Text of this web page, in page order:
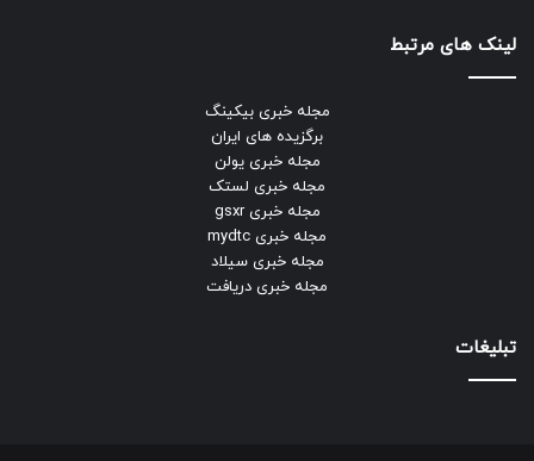
لینک های مرتبط
مجله خبری بیکینگ
برگزیده های ایران
مجله خبری یولن
مجله خبری لستک
مجله خبری gsxr
مجله خبری mydtc
مجله خبری سیلاد
مجله خبری دریافت
تبلیغات